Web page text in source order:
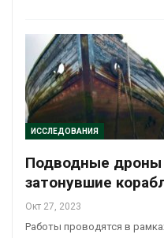
ИССЛЕДОВАНИЯ
Подводные
затонувшие
Окт 27, 2023
Работы проводятся в